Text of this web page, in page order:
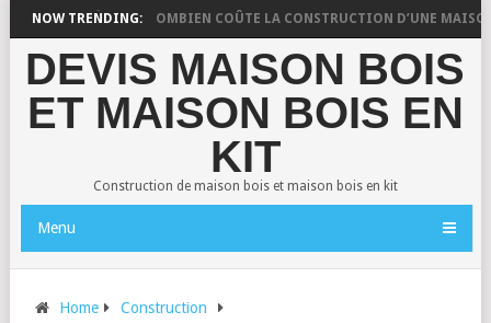
NOW TRENDING:
DE RÊVE COMBIEN COÛTE LA CONSTRUCTION D’UNE MAISON
DEVIS MAISON BOIS
ET MAISON BOIS EN
KIT
Construction de maison bois et maison bois en kit
Menu
Home
Construction